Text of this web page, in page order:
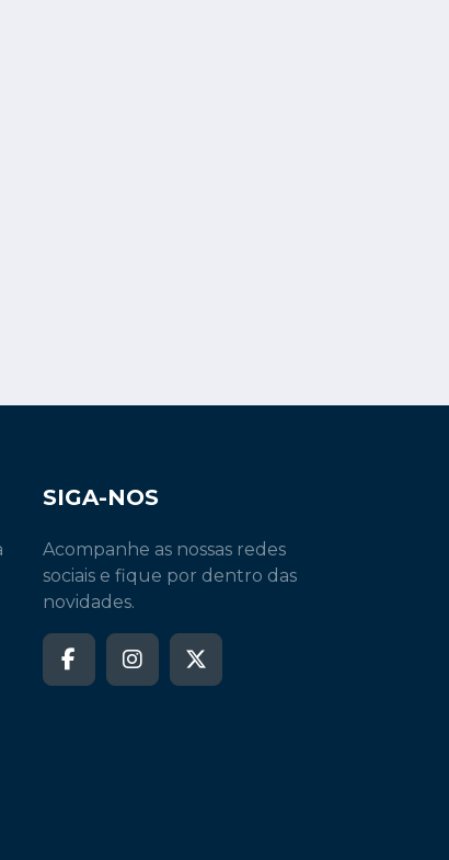
SIGA-NOS
Acompanhe as nossas redes
sociais e fique por dentro das
novidades.